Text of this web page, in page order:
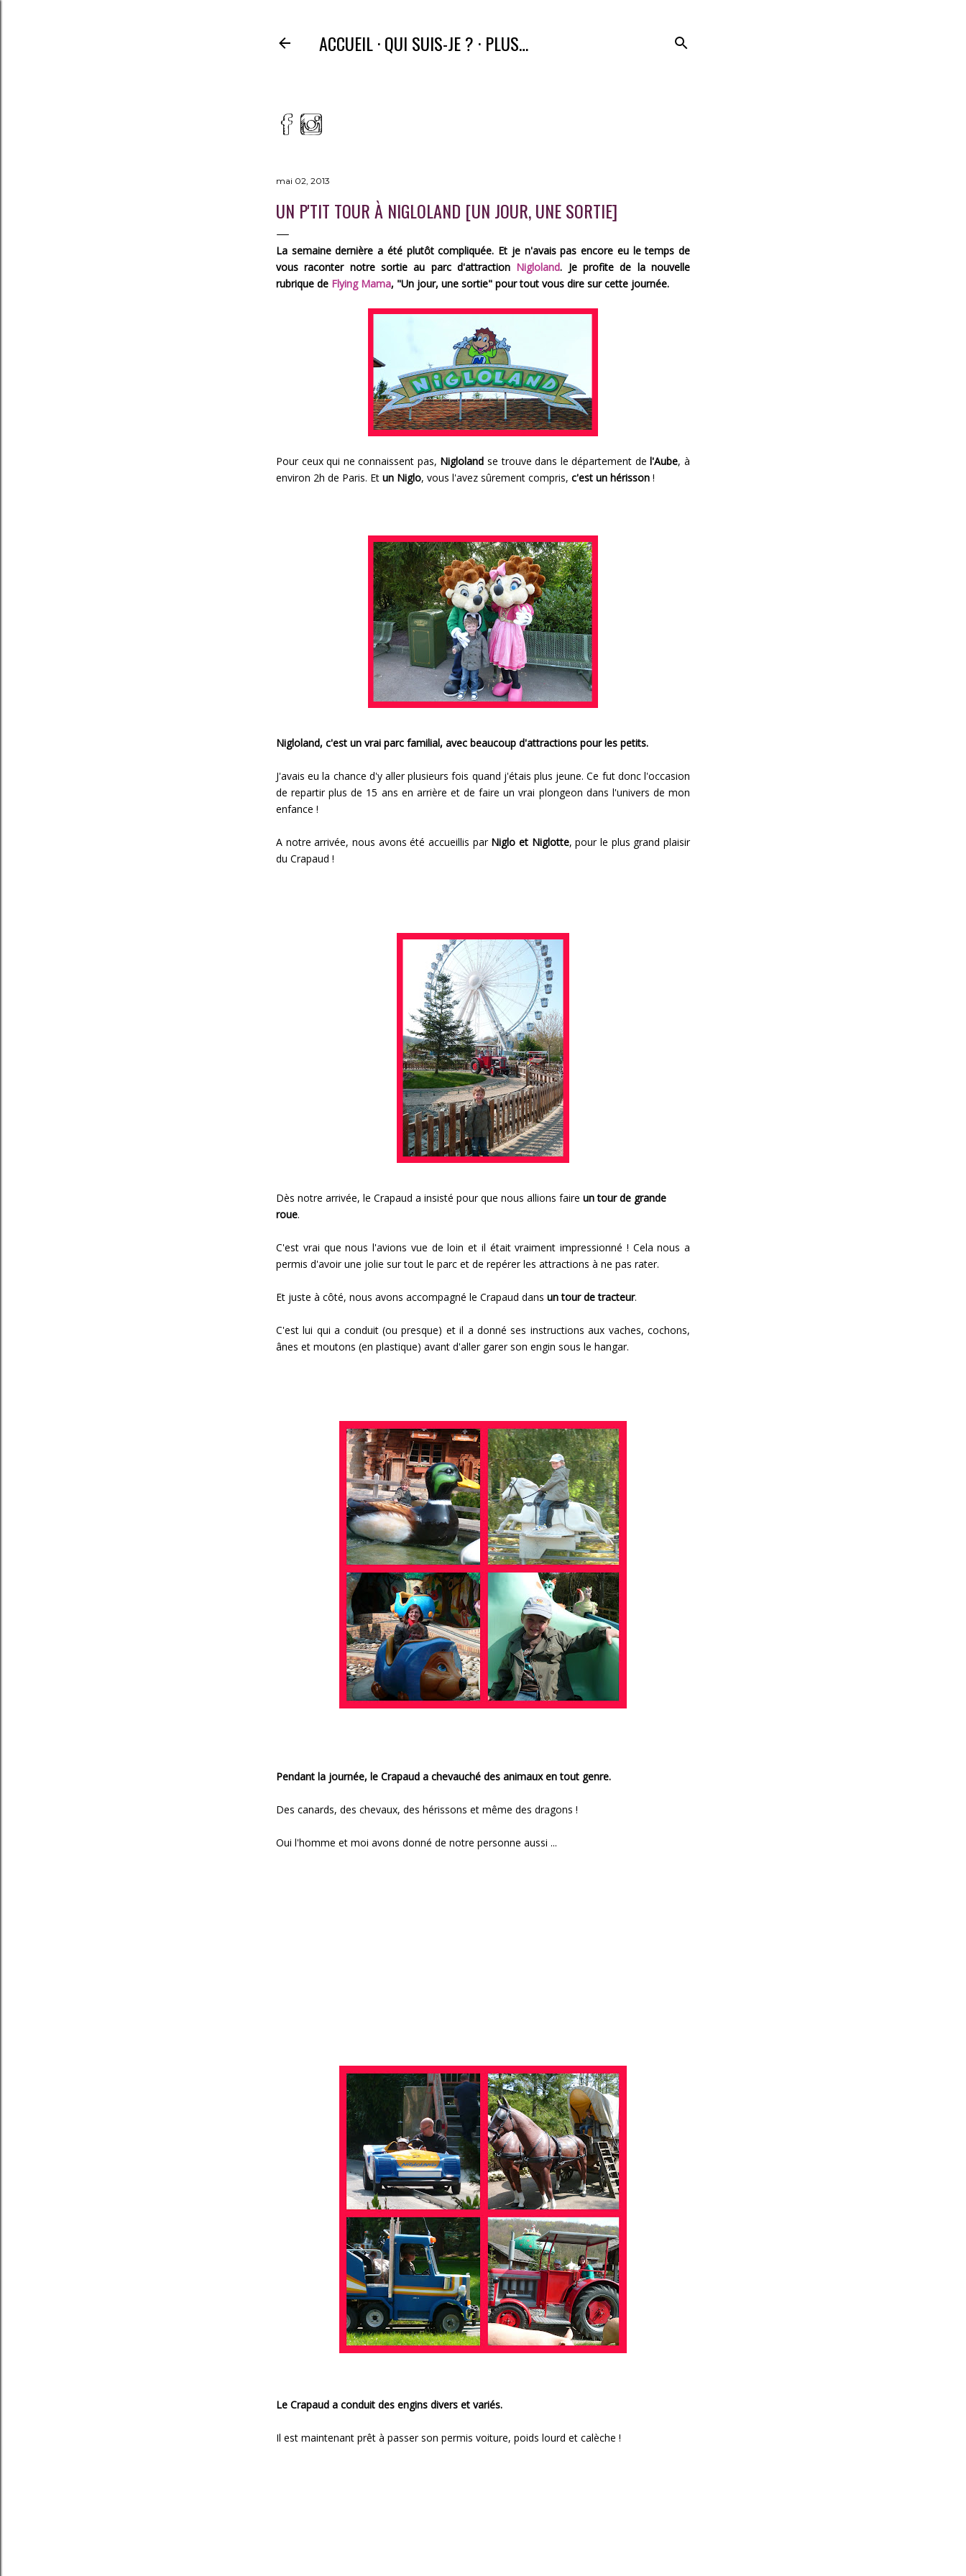
ACCUEIL QUI SUIS-JE ? PLUS…
mai 02, 2013
UN P'TIT TOUR À NIGLOLAND [UN JOUR, UNE SORTIE]
La semaine dernière a été plutôt compliquée. Et je n'avais pas encore eu le temps de
vous raconter notre sortie au parc d'attraction Nigloland. Je profite de la nouvelle
rubrique de Flying Mama, "Un jour, une sortie" pour tout vous dire sur cette journée.
Pour ceux qui ne connaissent pas, Nigloland se trouve dans le département del'Aube, à
environ 2h de Paris. Et un Niglo, vous l'avez sûrement compris, c'est un hérisson !
Nigloland, c'est un vrai parc familial, avec beaucoup d'attractions pour les petits.
J'avais eu la chance d'y aller plusieurs fois quand j'étais plus jeune. Ce fut donc l'occasion
de repartir plus de 15 ans en arrière et de faire un vrai plongeon dans l'univers de mon
enfance !
A notre arrivée, nous avons été accueillis par Niglo et Niglotte, pour le plus grand plaisir
du Crapaud !
Dès notre arrivée, le Crapaud a insisté pour que nous allions faire un tour de grande
roue.
C'est vrai que nous l'avions vue de loin et il était vraiment impressionné ! Cela nous a
permis d'avoir une jolie sur tout le parc et de repérer les attractions à ne pas rater.
Et juste à côté, nous avons accompagné le Crapaud dans un tour de tracteur.
C'est lui qui a conduit (ou presque) et il a donné ses instructions aux vaches, cochons,
ânes et moutons (en plastique) avant d'aller garer son engin sous le hangar.
Pendant la journée, le Crapaud a chevauché des animaux en tout genre.
Des canards, des chevaux, des hérissons et même des dragons !
Oui l'homme et moi avons donné de notre personne aussi ...
Le Crapaud a conduit des engins divers et variés.
Il est maintenant prêt à passer son permis voiture, poids lourd et calèche !